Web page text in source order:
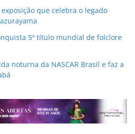
que celebra o legado
5º título mundial de folclore
noturna da NASCAR Brasil e faz a